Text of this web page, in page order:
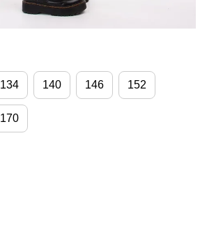
134 140 146 152
170